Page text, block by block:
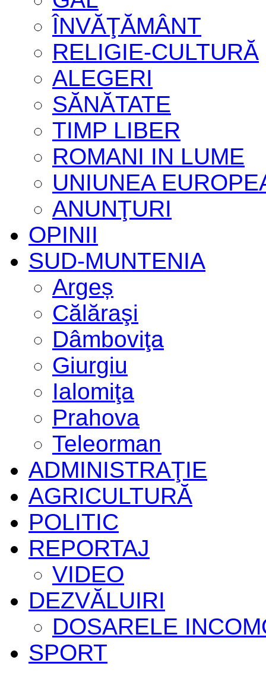
ÎNVĂŢĂMÂNT
RELIGIE-CULTURĂ
ALEGERI
SĂNĂTATE
TIMP LIBER
ROMANI IN LUME
UNIUNEA
ANUNŢURI
OPINII
SUD-MUNTENIA
Argeș
Călăraşi
Dâmboviţa
Giurgiu
Ialomiţa
Prahova
Teleorman
ADMINISTRAŢIE
AGRICULTURĂ
POLITIC
REPORTAJ
VIDEO
DEZVĂLUIRI
DOSARELE
SPORT